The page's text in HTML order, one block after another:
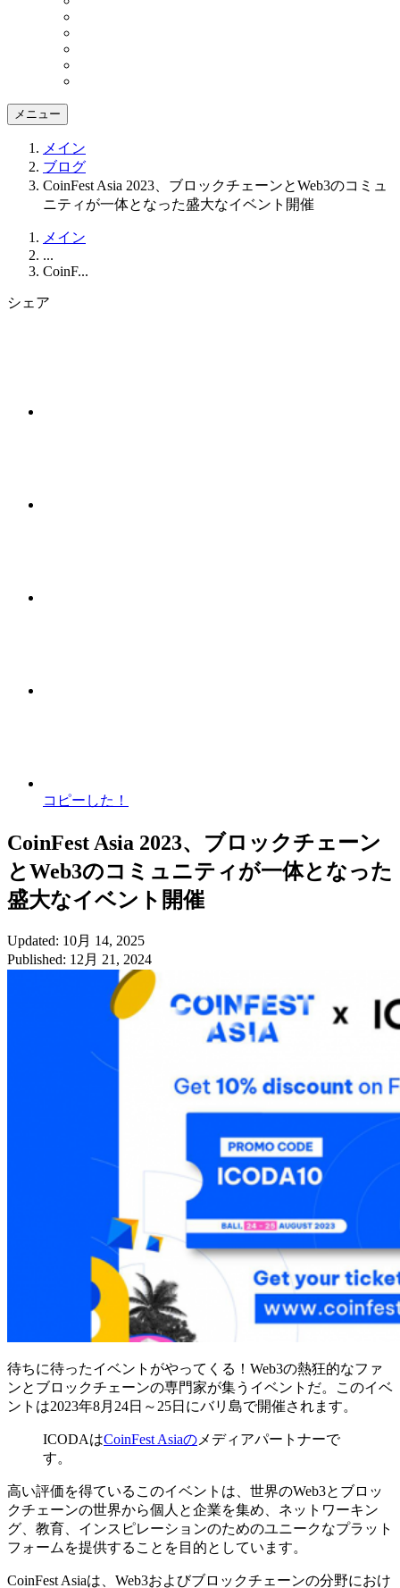
メニュー
メイン
ブログ
CoinFest Asia 2023、ブロックチェーンとWeb3のコミュ
ニティが一体となった盛大なイベント開催
メイン
...
CoinF...
シェア
コピーした！
CoinFest Asia 2023、ブロックチェーン
とWeb3のコミュニティが一体となった
盛大なイベント開催
Updated: 10月 14, 2025
Published: 12月 21, 2024
待ちに待ったイベントがやってくる！Web3の熱狂的なファ
ンとブロックチェーンの専門家が集うイベントだ。このイベ
ントは2023年8月24日～25日にバリ島で開催されます。
ICODAはCoinFest Asiaの メディアパートナーで
す。
高い評価を得ているこのイベントは、世界のWeb3とブロッ
クチェーンの世界から個人と企業を集め、ネットワーキン
グ、教育、インスピレーションのためのユニークなプラット
フォームを提供することを目的としています。
CoinFest Asiaは、Web3およびブロックチェーンの分野におけ